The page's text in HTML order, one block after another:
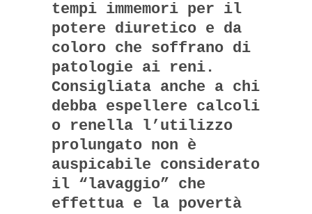
tempi immemori per il
potere diuretico e da
coloro che soffrano di
patologie ai reni.
Consigliata anche a chi
debba espellere calcoli
o renella l’utilizzo
prolungato non è
auspicabile considerato
il “lavaggio” che
effettua e la povertà